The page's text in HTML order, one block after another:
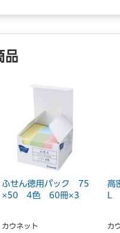
品
ふせん徳用パック 75
×50 4色 60冊×3
カウネット
高
L
カ